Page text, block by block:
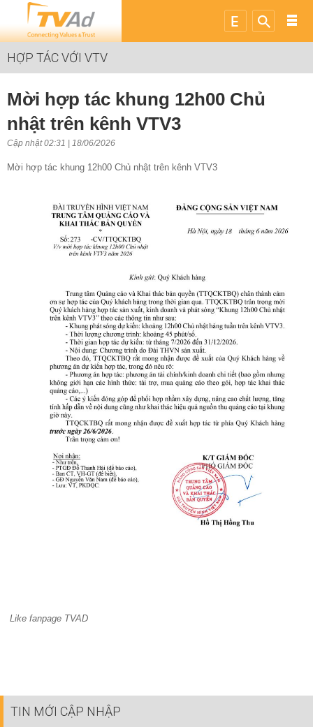
HỢP TÁC VỚI VTV
Mời hợp tác khung 12h00 Chủ
nhật trên kênh VTV3
Cập nhật 02:31 | 18/06/2026
Mời hợp tác khung 12h00 Chủ nhật trên kênh VTV3
Like fanpage TVAD
TIN MỚI CẬP NHẬP